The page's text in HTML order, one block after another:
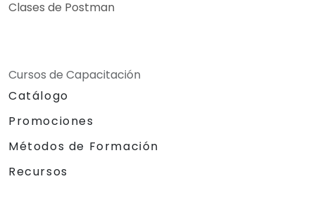
Clases de Postman
Cursos de Capacitación
Catálogo
Promociones
Métodos de Formación
Recursos